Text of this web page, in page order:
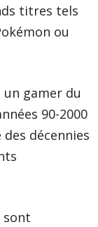
titres tels
ou
gamer du
90-2000
décennies
sont